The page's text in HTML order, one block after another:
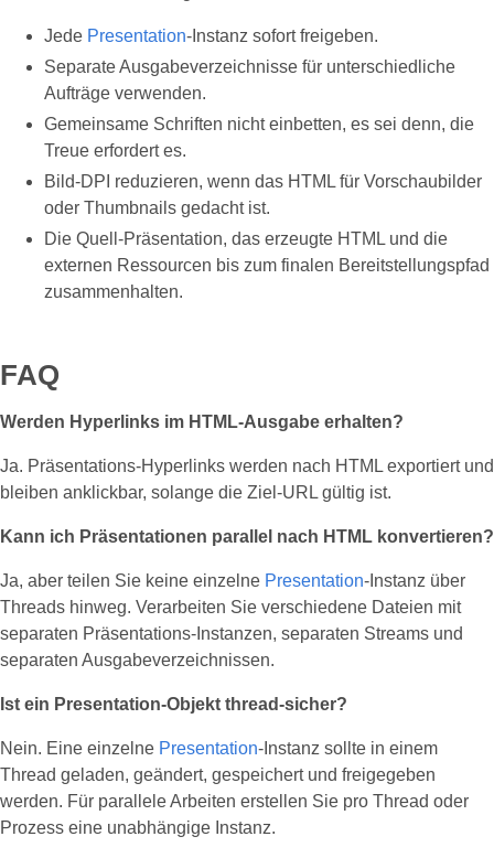
Jede Presentation‑Instanz sofort freigeben.
Separate Ausgabeverzeichnisse für unterschiedliche
Aufträge verwenden.
Gemeinsame Schriften nicht einbetten, es sei denn, die
Treue erfordert es.
Bild‑DPI reduzieren, wenn das HTML für Vorschaubilder
oder Thumbnails gedacht ist.
Die Quell‑Präsentation, das erzeugte HTML und die
externen Ressourcen bis zum finalen Bereitstellungspfad
zusammenhalten.
FAQ
Werden Hyperlinks im HTML‑Ausgabe erhalten?
Ja. Präsentations‑Hyperlinks werden nach HTML exportiert und
bleiben anklickbar, solange die Ziel‑URL gültig ist.
Kann ich Präsentationen parallel nach HTML konvertieren?
Ja, aber teilen Sie keine einzelne Presentation‑Instanz über
Threads hinweg. Verarbeiten Sie verschiedene Dateien mit
separaten Präsentations‑Instanzen, separaten Streams und
separaten Ausgabeverzeichnissen.
Ist ein Presentation‑Objekt thread‑sicher?
Nein. Eine einzelne Presentation‑Instanz sollte in einem
Thread geladen, geändert, gespeichert und freigegeben
werden. Für parallele Arbeiten erstellen Sie pro Thread oder
Prozess eine unabhängige Instanz.